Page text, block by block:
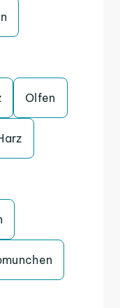
Olfen